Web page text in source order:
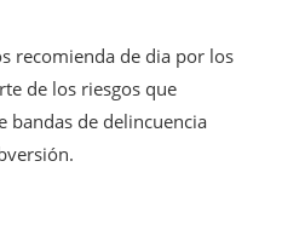
recomienda de dia por los
de los riesgos que
bandas de delincuencia